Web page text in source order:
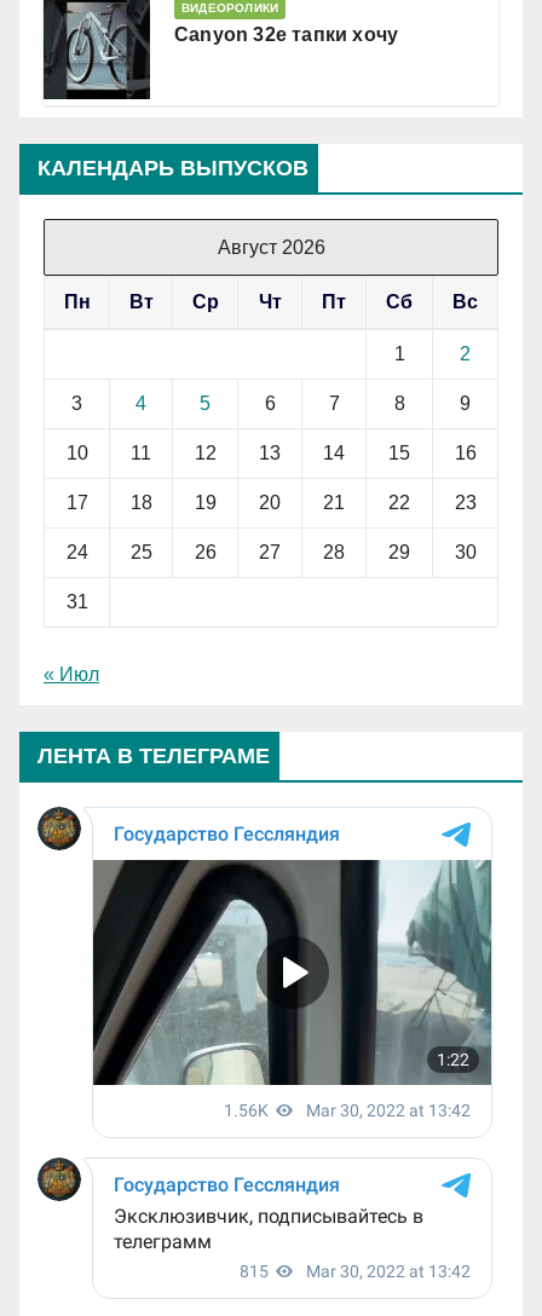
ВИДЕОРОЛИКИ
Canyon 32e тапки хочу
КАЛЕНДАРЬ ВЫПУСКОВ
Август 2026
Пн Вт Ср Чт Пт Сб Вс
1 2
3 4 5 6 7 8 9
10 11 12 13 14 15 16
17 18 19 20 21 22 23
24 25 26 27 28 29 30
31
« Июл
ЛЕНТА В ТЕЛЕГРАМЕ